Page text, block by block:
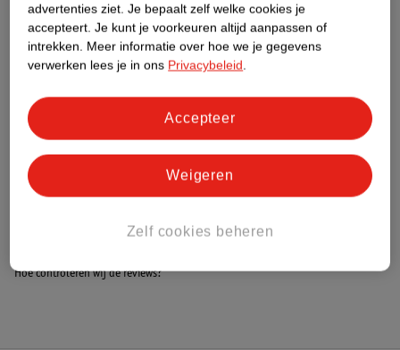
Dit product heeft (nog) geen Nature
Impact Score.
Meer informatie
Bestel & Bezorginformatie
Bekijk ook
Alle Schommelstoel
Hoe controleren wij de reviews?
advertenties ziet. Je bepaalt zelf welke cookies je
accepteert. Je kunt je voorkeuren altijd aanpassen of
intrekken. Meer informatie over hoe we je gegevens
verwerken lees je in ons Privacybeleid.
Zelf cookies beheren
Weigeren
Accepteer